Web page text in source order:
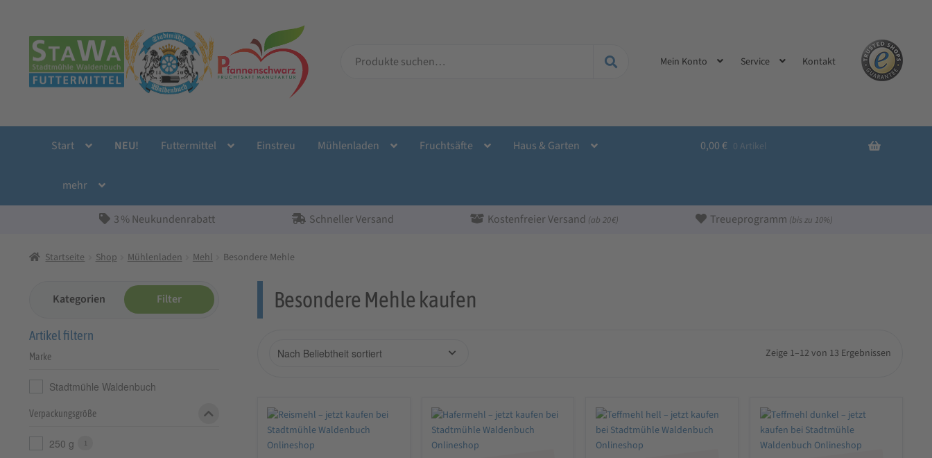
Navigation
springen
Inhalt
springen
nach:
Mein Konto Service Kontakt
Start NEU! Futtermittel Einstreu Mühlenladen Fruchtsäfte Haus & Garten
mehr
0,00 € 0 Artikel
3 % Neukundenrabatt Schneller Versand Kostenfreier Versand (ab 20 €) Treueprogramm (bis zu 10%)
Startseite Shop Mühlenladen Mehl Besondere Mehle
Besondere Mehle kaufen
Zeige 1–12 von 13 Ergebnissen
Kategorien Filter
Artikel filtern
Marke
Stadtmühle Waldenbuch
Verpackungsgröße
250 g 1